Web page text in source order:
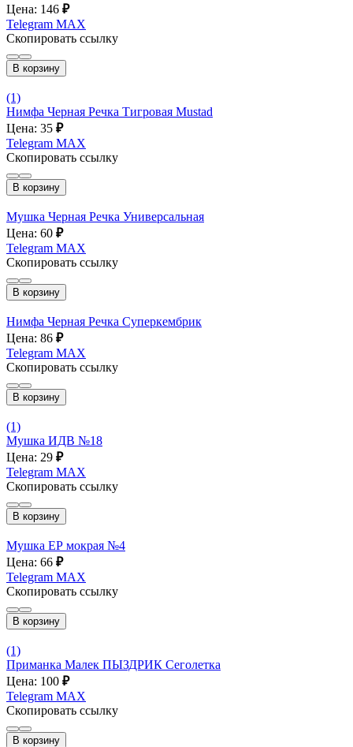
Цена: 146 ₽
Telegram MAX
Скопировать ссылку
В корзину
(1)
Нимфа Черная Речка Тигровая Mustad
Цена: 35 ₽
Telegram MAX
Скопировать ссылку
В корзину
Мушка Черная Речка Универсальная
Цена: 60 ₽
Telegram MAX
Скопировать ссылку
В корзину
Нимфа Черная Речка Суперкембрик
Цена: 86 ₽
Telegram MAX
Скопировать ссылку
В корзину
(1)
Мушка ИДВ №18
Цена: 29 ₽
Telegram MAX
Скопировать ссылку
В корзину
Мушка ЕР мокрая №4
Цена: 66 ₽
Telegram MAX
Скопировать ссылку
В корзину
(1)
Приманка Малек ПЫЗДРИК Сеголетка
Цена: 100 ₽
Telegram MAX
Скопировать ссылку
В корзину